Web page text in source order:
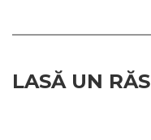
LASĂ UN